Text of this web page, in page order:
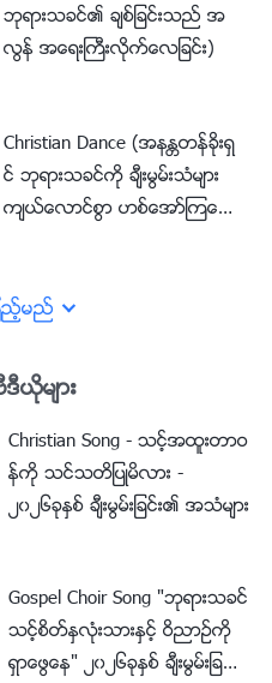
ဘုရားသခင္၏ ခ်စ္ျခင္းသည္ အ
လြန္ အေရးႀကီးလိုက္ေလျခင္း)
Christian Dance (အနႏၲတန္ခိုးရွ
င္ ဘုရားသခင္ကို ခ်ီးမြမ္းသံမ်ား
က်ယ္ေလာင္စြာ ဟစ္ေအာ္ၾကေ
မည္
ယိုမ်ား
Christian Song - သင့္အထူးတာဝ
န္ကို သင္သတိျပဳမိလား -
၂၀၂၆ခုႏွစ္ ခ်ီးမြမ္းျခင္း၏ အသံမ်ား
Gospel Choir Song "ဘုရားသခင္
သင့္စိတ္ႏွလုံးသားႏွင့္ ဝိညာဥ္ကို
ရွာေဖြေန" ၂၀၂၆ခုႏွစ္ ခ်ီးမြမ္းျခ